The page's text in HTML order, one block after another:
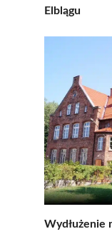
Elblągu
Wydłużenie